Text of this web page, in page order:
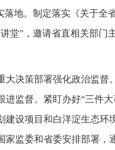
地。制定落实《关于全
堂”，邀请省直相关部门
大决策部署强化政治监督
监督。紧盯办好“三件
设项目和白洋淀生态环
监委和省委安排部署，